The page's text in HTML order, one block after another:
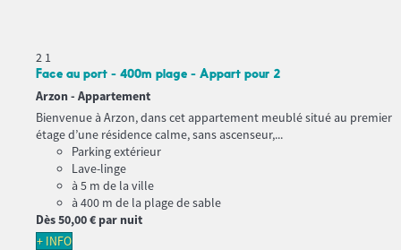
2 1
Face au port - 400m plage - Appart pour 2
Arzon - Appartement
Bienvenue à Arzon, dans cet appartement meublé situé au premier
étage d’une résidence calme, sans ascenseur,...
Parking extérieur
Lave-linge
à 5 m de la ville
à 400 m de la plage de sable
Dès50,00 € par nuit
+ INFO